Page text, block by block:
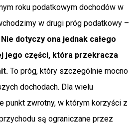
roku podatkowym dochodów w
w drugi próg podatkowy –
dotyczy ona jednak całego
jego części, która przekracza
To próg, który szczególnie mocno
dochodach. Dla wielu
punkt zwrotny, w którym korzyści z
są ograniczane przez